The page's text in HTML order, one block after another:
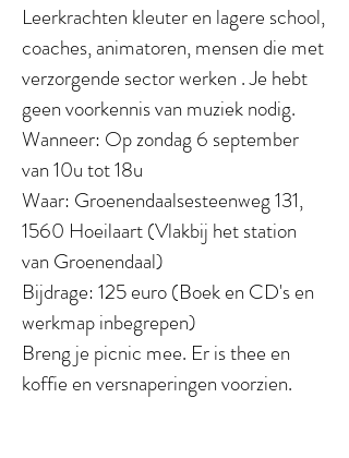
Leerkrachten kleuter en lagere school,
coaches, animatoren, mensen die met
verzorgende sector werken .Je hebt
geen voorkennis van muziek nodig.​
Wanneer: Op zondag 6 september
van 10u tot 18u
Waar: Groenendaalsesteenweg 131,
1560 Hoeilaart (Vlakbij het station
van Groenendaal)
Bijdrage: 125 euro (Boek en CD's en
werkmap inbegrepen)
Breng je picnic mee. Er is thee en
koffie en versnaperingen voorzien.